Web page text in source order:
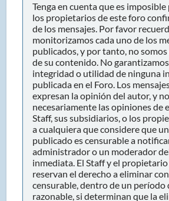
Tenga en cuenta que es imposible
los propietarios de este foro
de los mensajes. Por favor
monitorizamos cada uno de los
publicados, y por tanto, no
de su contenido. No
integridad o utilidad de ninguna
publicada en el Foro. Los
expresan la opinión del autor, y no
necesariamente las opiniones de
Staff, sus subsidiarios, o los
a cualquiera que considere que
publicado es censurable a
administrador o un moderador
inmediata. El Staff y el
reservan el derecho a eliminar
censurable, dentro de un período
razonable, si determinan que la